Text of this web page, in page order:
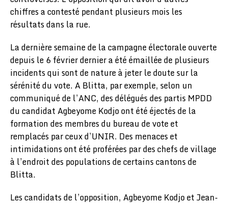
chiffres a contesté pendant plusieurs mois les
résultats dans la rue.
La dernière semaine de la campagne électorale ouverte
depuis le 6 février dernier a été émaillée de plusieurs
incidents qui sont de nature à jeter le doute sur la
sérénité du vote. A Blitta, par exemple, selon un
communiqué de l’ANC, des délégués des partis MPDD
du candidat Agbeyome Kodjo ont été éjectés de la
formation des membres du bureau de vote et
remplacés par ceux d’UNIR. Des menaces et
intimidations ont été proférées par des chefs de village
à l’endroit des populations de certains cantons de
Blitta.
Les candidats de l’opposition, Agbeyome Kodjo et Jean-